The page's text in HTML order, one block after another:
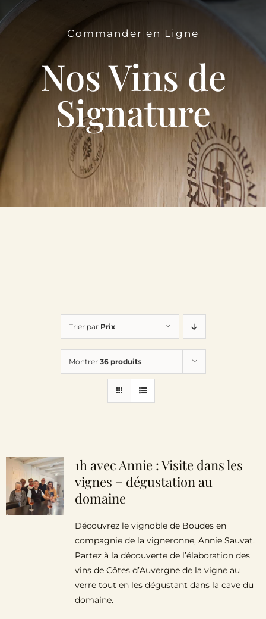
Le Domaine
Œnotourisme
Acheter en ligne
Actualités
Contactez-nous
Commander en Ligne
Nos Vins de
Signature
Trier par Prix
Montrer 36 produits
1h avec Annie : Visite dans les
vignes + dégustation au
domaine
Découvrez le vignoble de Boudes en
compagnie de la vigneronne, Annie Sauvat.
Partez à la découverte de l’élaboration des
vins de Côtes d’Auvergne de la vigne au
verre tout en les dégustant dans la cave du
domaine.